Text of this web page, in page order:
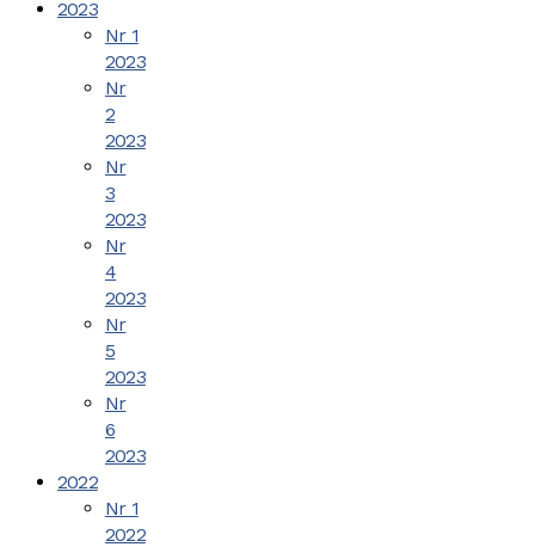
2023
Nr 1
2023
Nr
2
2023
Nr
3
2023
Nr
4
2023
Nr
5
2023
Nr
6
2023
2022
Nr 1
2022